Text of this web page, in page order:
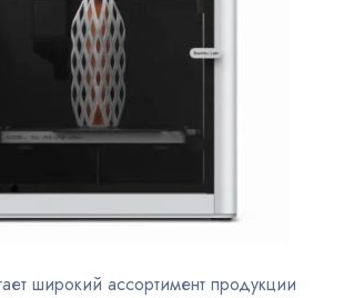
широкий ассортимент продукции